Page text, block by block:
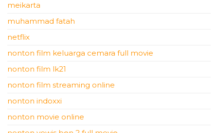
meikarta
muhammad fatah
netflix
nonton film keluarga cemara full movie
nonton film lk21
nonton film streaming online
nonton indoxxi
nonton movie online